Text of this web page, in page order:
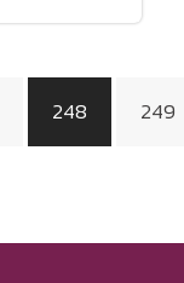
248 249